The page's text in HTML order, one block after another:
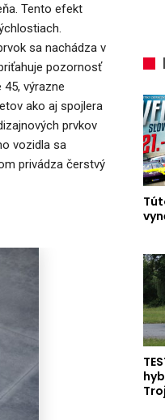
Tento efekt
sa nachádza v
pozornosť
výrazne
ako aj spojlera
prvkov
vozidla sa
privádza čerstvý